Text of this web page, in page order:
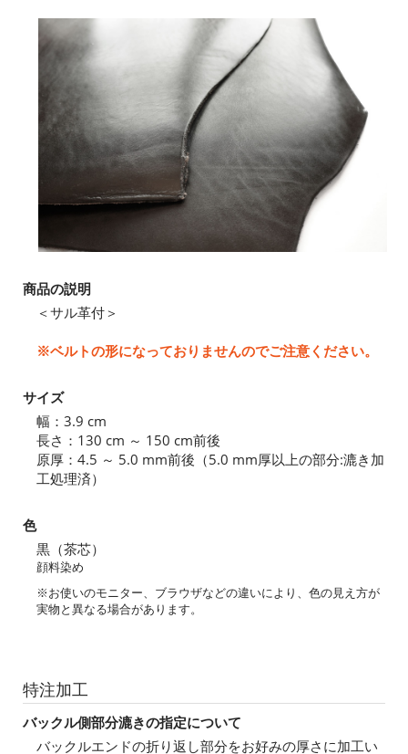
商品の説明
＜サル革付＞
※ベルトの形になっておりませんのでご注意ください。
サイズ
幅：3.9 cm
長さ：130 cm ～ 150 cm前後
原厚：4.5 ～ 5.0 mm前後（5.0 mm厚以上の部分:漉き加
工処理済）
色
黒（茶芯）
顔料染め
※お使いのモニター、ブラウザなどの違いにより、色の見え方が
実物と異なる場合があります。
特注加工
バックル側部分漉きの指定について
バックルエンドの折り返し部分をお好みの厚さに加工い